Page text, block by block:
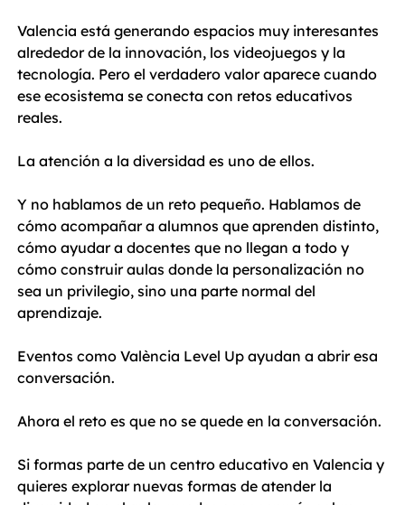
Valencia está generando espacios muy interesantes
alrededor de la innovación, los videojuegos y la
tecnología. Pero el verdadero valor aparece cuando
ese ecosistema se conecta con retos educativos
reales.
La atención a la diversidad es uno de ellos.
Y no hablamos de un reto pequeño. Hablamos de
cómo acompañar a alumnos que aprenden distinto,
cómo ayudar a docentes que no llegan a todo y
cómo construir aulas donde la personalización no
sea un privilegio, sino una parte normal del
aprendizaje.
Eventos como València Level Up ayudan a abrir esa
conversación.
Ahora el reto es que no se quede en la conversación.
Si formas parte de un centro educativo en Valencia y
quieres explorar nuevas formas de atender la